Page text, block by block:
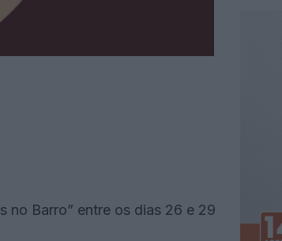
no Barro” entre os dias 26 e 29